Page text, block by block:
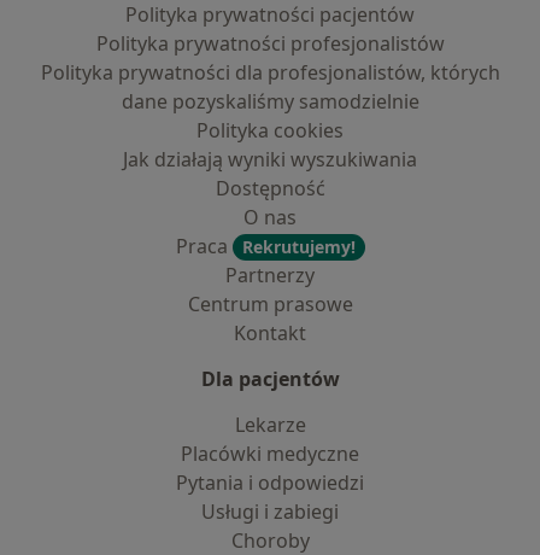
Polityka prywatności pacjentów
Polityka prywatności profesjonalistów
Polityka prywatności dla profesjonalistów, których
dane pozyskaliśmy samodzielnie
Polityka cookies
Jak działają wyniki wyszukiwania
Dostępność
O nas
Praca
Rekrutujemy!
Partnerzy
Centrum prasowe
Kontakt
Dla pacjentów
Lekarze
Placówki medyczne
Pytania i odpowiedzi
Usługi i zabiegi
Choroby